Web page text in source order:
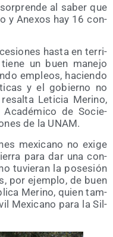
al saber que
y Ane­xos hay 16 con­
has­ta en terri­
un buen mane­jo
empleos, hacien­do
y el gobierno no
Leti­cia Merino,
Aca­dé­mi­co de Socie­
de la UNAM.
mexi­cano no exi­ge
para dar una con­
tuvie­ran la pose­sión
por ejem­plo, de buen
Merino, quien tam­
Mexi­cano para la Sil­